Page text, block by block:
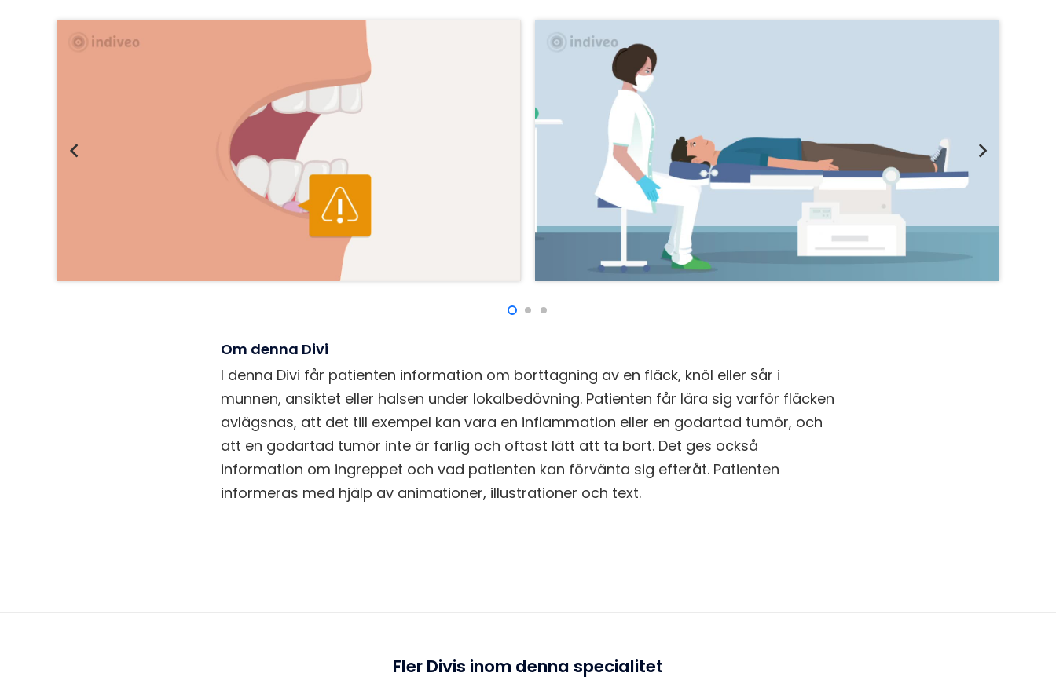
Om denna Divi
I denna Divi får patienten information om borttagning av en fläck, knöl eller sår i
munnen, ansiktet eller halsen under lokalbedövning. Patienten får lära sig varför fläcken
avlägsnas, att det till exempel kan vara en inflammation eller en godartad tumör, och
att en godartad tumör inte är farlig och oftast lätt att ta bort. Det ges också
information om ingreppet och vad patienten kan förvänta sig efteråt. Patienten
informeras med hjälp av animationer, illustrationer och text.
Fler Divis inom denna specialitet